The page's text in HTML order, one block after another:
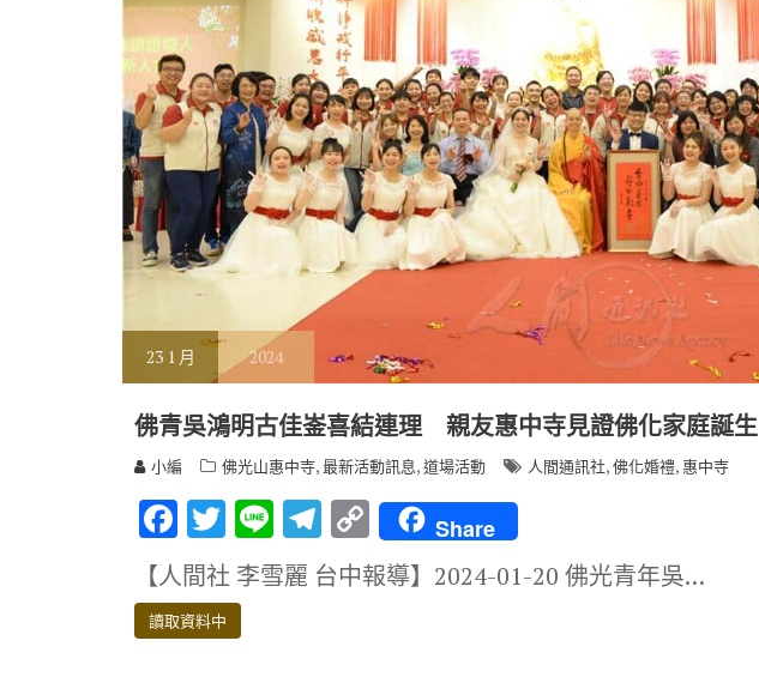
23 1 月 2024
佛青吳鴻明古佳崟喜結連理 親友惠中寺見證佛化家庭誕生
小編 佛光山惠中寺,最新活動訊息,道場活動 人間通訊社,佛化婚禮, 惠中寺
F
ac
e
b
T
w
it
te
Li
n
e
T
el
e
C
o
p
Share
【人間社 李雪麗 台中報導】2024-01-20 佛光青年吳…
讀取資料中